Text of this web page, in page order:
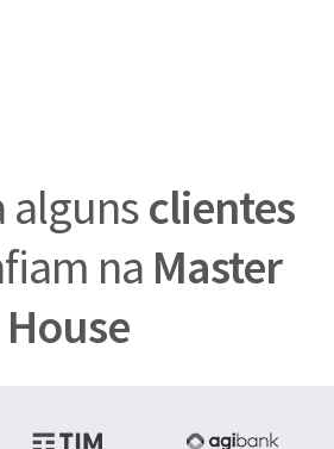
algunsclientes
na Master
House